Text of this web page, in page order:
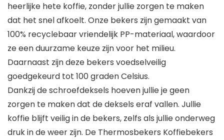
heerlijke hete koffie, zonder jullie zorgen te maken
dat het snel afkoelt. Onze bekers zijn gemaakt van
100% recyclebaar vriendelijk PP-materiaal, waardoor
ze een duurzame keuze zijn voor het milieu.
Daarnaast zijn deze bekers voedselveilig
goedgekeurd tot 100 graden Celsius.
Dankzij de schroefdeksels hoeven jullie je geen
zorgen te maken dat de deksels eraf vallen. Jullie
koffie blijft veilig in de bekers, zelfs als jullie onderweg
druk in de weer zijn. De Thermosbekers Koffiebekers